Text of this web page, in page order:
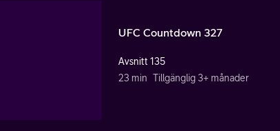
UFC Countdown 327
Avsnitt 135
23 min Tillgänglig 3+ månader